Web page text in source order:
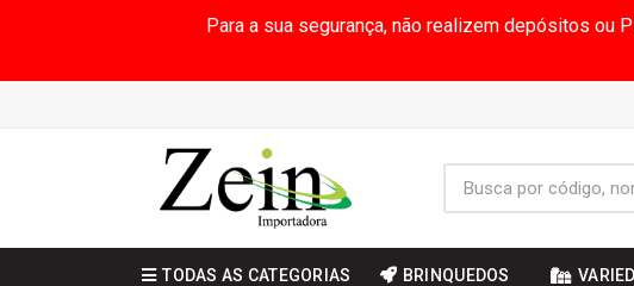
Para a sua segurança, não realizem depósitos ou
TODAS AS CATEGORIAS BRINQUEDOS